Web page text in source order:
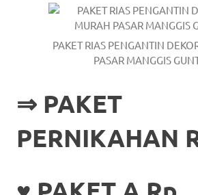
now
https://
PAKET RIAS PENGANTIN
PASAR MANGGIS
⇒ PAKET
PERNIKAHAN